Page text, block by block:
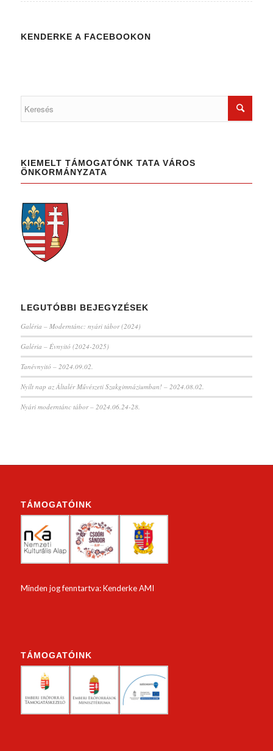
KENDERKE A FACEBOOKON
KIEMELT TÁMOGATÓNK TATA VÁROS
ÖNKORMÁNYZATA
LEGUTÓBBI BEJEGYZÉSEK
Galéria – Moderntánc: nyári tábor (2024)
Galéria – Évnyitó (2024-2025)
Tanévnyitó – 2024.09.02.
Nyílt nap az Általér Művészeti Szakgimnáziumban! – 2024.08.02.
Nyári moderntánc tábor – 2024.06.24-28.
TÁMOGATÓINK
Minden jog fenntartva: Kenderke AMI
TÁMOGATÓINK